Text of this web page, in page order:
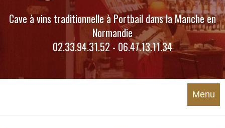
Cave à vins traditionnelle à Portbail dans la Manche en
Normandie
02.33.94.31.52 - 06.47.13.11.34
Menu